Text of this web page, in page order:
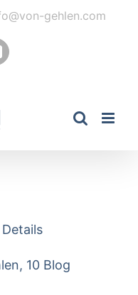
gehlen.com
10 Blog